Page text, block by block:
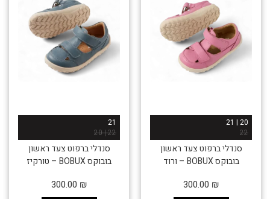
20 | 21
22
סנדלי ברפוט צעד ראשון
בובוקס BOBUX – ורוד
300.00 ₪
21
22 | 20
סנדלי ברפוט צעד ראשון
בובוקס BOBUX – טורקיז
300.00 ₪